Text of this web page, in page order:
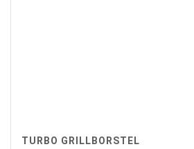
TURBO GRILLBORSTEL